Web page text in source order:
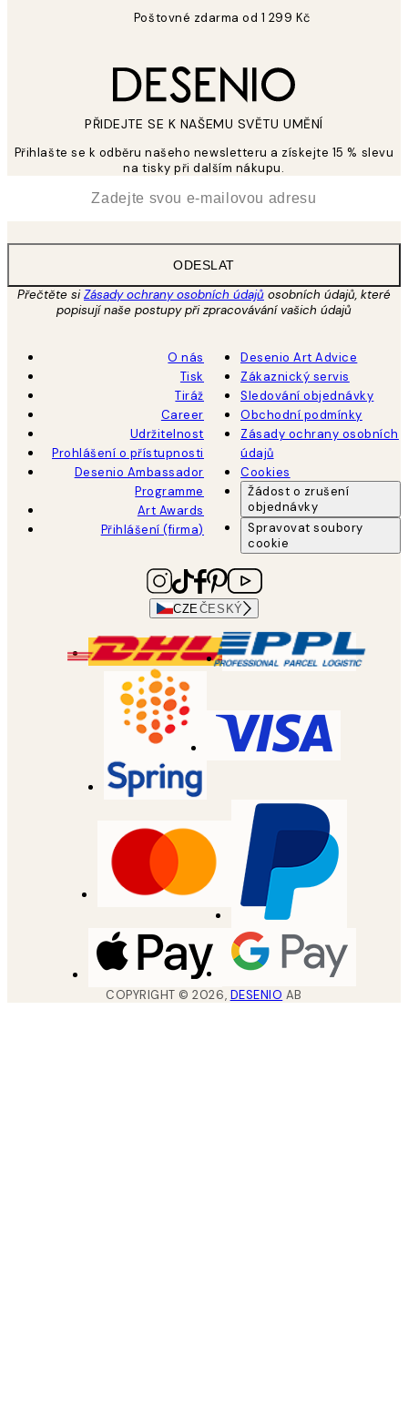
Poštovné zdarma od 1 299 Kč
PŘIDEJTE SE K NAŠEMU SVĚTU UMĚNÍ
Přihlašte se k odběru našeho newsletteru a získejte 15 % slevu
na tisky při dalším nákupu.
ODESLAT
Přečtěte siZásady ochrany osobních údajů osobních údajů, které
popisují naše postupy při zpracovávání vašich údajů
O nás
Tisk
Tiráž
Career
Udržitelnost
Prohlášení o přístupnosti
Desenio Ambassador
Programme
Art Awards
Přihlášení (firma)
Desenio Art Advice
Zákaznický servis
Sledování objednávky
Obchodní podmínky
Zásady ochrany osobních
údajů
Cookies
Žádost o zrušení
objednávky
Spravovat soubory
cookie
CZE ČESKÝ
COPYRIGHT ©2026, DESENIO AB